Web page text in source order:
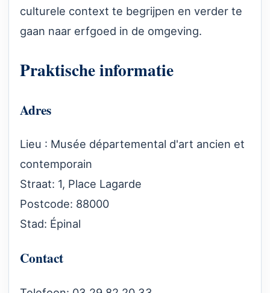
culturele context te begrijpen en verder te
gaan naar erfgoed in de omgeving.
Praktische informatie
Adres
Lieu : Musée départemental d'art ancien et
contemporain
Straat: 1, Place Lagarde
Postcode: 88000
Stad: Épinal
Contact